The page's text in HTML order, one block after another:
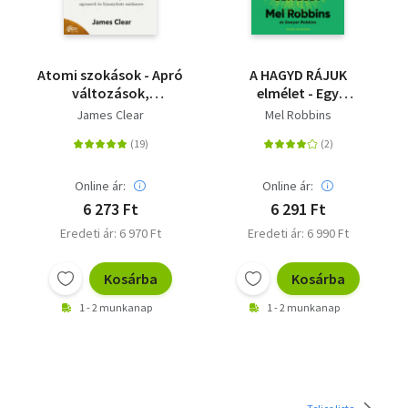
Atomi szokások - Apró
változások,
kiemelkedő
James Clear
Online ár:
6 273 Ft
Eredeti ár: 6 970 Ft
Kosárba
1 - 2 munkanap
A HAGYD RÁJUK
elmélet - Egy
sorsfordító eszköz,
változtatta meg
Mel Robbins
Online ár:
6 291 Ft
Eredeti ár: 6 990 Ft
Kosárba
1 - 2 munkanap